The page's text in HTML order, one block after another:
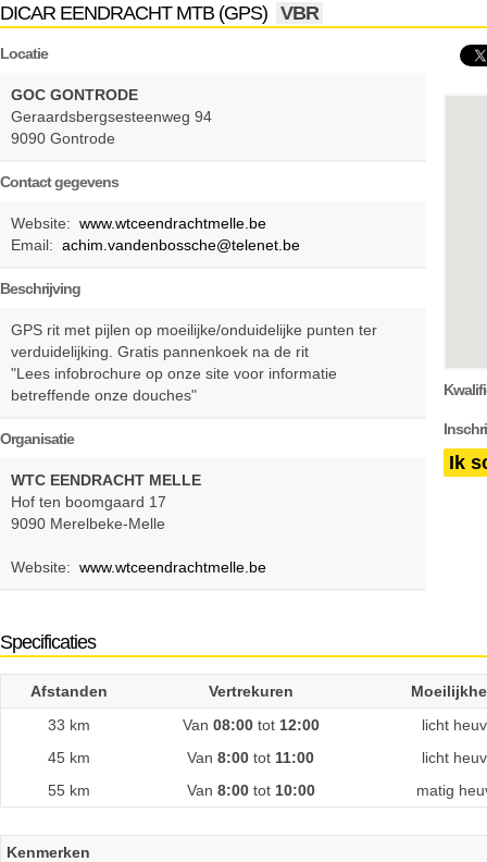
DICAR EENDRACHT MTB (GPS) VBR
Locatie
GOC GONTRODE
Geraardsbergsesteenweg 94
9090 Gontrode
Contact gegevens
Website: www.wtceendrachtmelle.be
Email: achim.vandenbossche@telenet.be
Beschrijving
GPS rit met pijlen op moeilijke/onduidelijke punten ter
verduidelijking. Gratis pannenkoek na de rit
"Lees infobrochure op onze site voor informatie
betreffende onze douches"
Organisatie
WTC EENDRACHT MELLE
Hof ten boomgaard 17
9090 Merelbeke-Melle
Website: www.wtceendrachtmelle.be
Ik
Specificaties
Afstanden Vertrekuren
33 km
Van 08:00tot 12:00
licht
45 km
Van 8:00 tot 11:00
licht
55 km
Van 8:00tot 10:00 matig
Kenmerken